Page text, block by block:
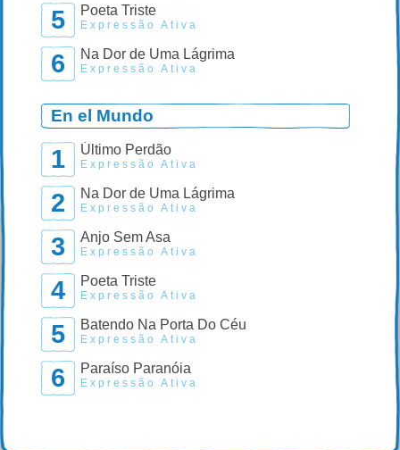
5 Poeta Triste
Expressão Ativa
6 Na Dor de Uma Lágrima
Expressão Ativa
En el Mundo
1 Último Perdão
Expressão Ativa
2 Na Dor de Uma Lágrima
Expressão Ativa
3 Anjo Sem Asa
Expressão Ativa
4 Poeta Triste
Expressão Ativa
5 Batendo Na Porta Do Céu
Expressão Ativa
6 Paraíso Paranóia
Expressão Ativa